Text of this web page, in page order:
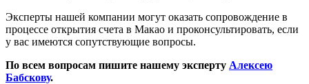
Эксперты нашей компании могут оказать сопровождение в
процессе открытия счета в Макао и проконсультировать, если
у вас имеются сопутствующие вопросы.
По всем вопросам пишите нашему эксперту Алексею
Бабскову.